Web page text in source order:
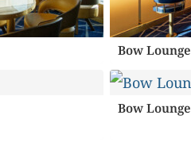
Bow Lounge
Bow Lounge